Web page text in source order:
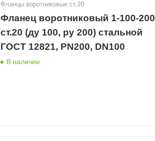
Фланцы воротниковые ст.20
Фланец воротниковый 1-100-200
ст.20 (ду 100, ру 200) стальной
ГОСТ 12821, PN200, DN100
В наличии